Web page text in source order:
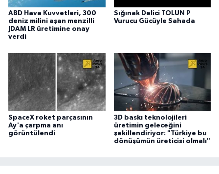
ABD Hava Kuvvetleri, 300
deniz milini aşan menzilli
JDAM LR üretimine onay
verdi
Sığınak Delici TOLUN P
Vurucu Gücüyle Sahada
SpaceX roket parçasının
Ay'a çarpma anı
görüntülendi
3D baskı teknolojileri
üretimin geleceğini
şekillendiriyor: "Türkiye bu
dönüşümün üreticisi olmalı"